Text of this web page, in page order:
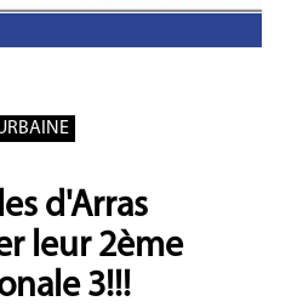
d'Arras
leur 2ème
3!!!